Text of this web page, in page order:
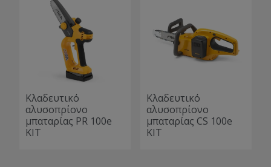
Κλαδευτικό
αλυσοπρίονο
μπαταρίας PR 100e
KIT
Κλαδευτικό
αλυσοπρίονο
μπαταρίας CS 100e
KIT